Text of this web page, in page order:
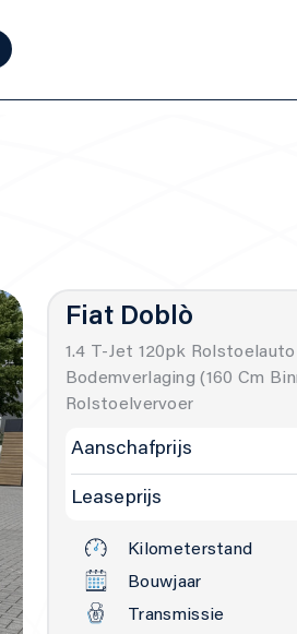
Fiat Doblò
1.4 T-Jet 120pk
Bodemverlaging (160 Cm
Rolstoelvervoer
Aanschafprijs
Leaseprijs
Kilometerstand
Bouwjaar
Transmissie